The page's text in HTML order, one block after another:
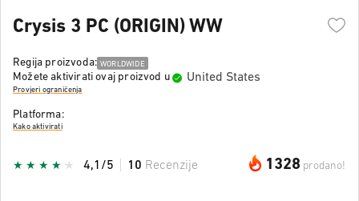
Crysis 3 PC (ORIGIN) WW
Regija proizvoda: WORLDWIDE
Možete aktivirati ovaj proizvod u United States
Provjeri ograničenja
Platforma:
Kako aktivirati
1328 prodano!
4,1/5 10 Recenzije